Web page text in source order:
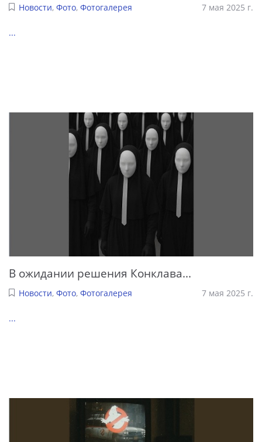
Новости, Фото, Фотогалерея 7 мая 2025 г.
...
В ожидании решения Конклава...
Новости, Фото, Фотогалерея 7 мая 2025 г.
...